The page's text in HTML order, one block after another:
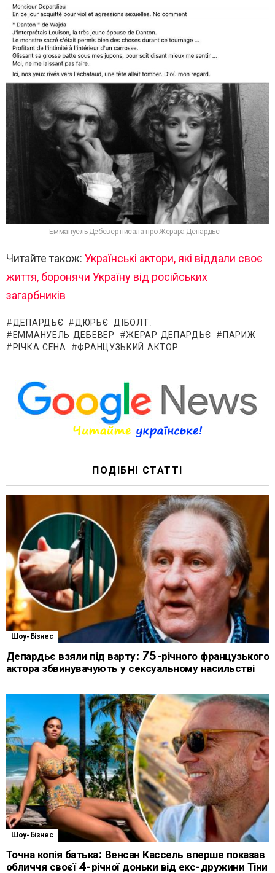
Еммануель Дебевер писала про Жерара Депардьє
Читайте також: Українські актори, які віддали своє
життя, боронячи Україну від російських
загарбників
ДЕПАРДЬЄ
ДЮРЬЄ-ДІБОЛТ.
ЕММАНУЕЛЬ ДЕБЕВЕР
ЖЕРАР ДЕПАРДЬЄ
ПАРИЖ
РІЧКА СЕНА
ФРАНЦУЗЬКИЙ АКТОР
ПОДІБНІ СТАТТІ
Шоу-Бізнес
Депардьє взяли під варту: 75-річного французького
актора збвинувачують у сексуальному насильстві
Шоу-Бізнес
Точна копія батька: Венсан Кассель вперше показав
обличчя своєї 4-річної доньки від екс-дружини Тіни